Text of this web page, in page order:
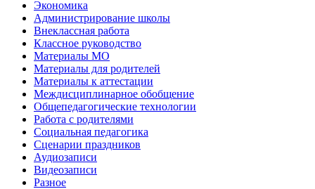
Экономика
Администрирование школы
Внеклассная работа
Классное руководство
Материалы МО
Материалы для родителей
Материалы к аттестации
Междисциплинарное обобщение
Общепедагогические технологии
Работа с родителями
Социальная педагогика
Сценарии праздников
Аудиозаписи
Видеозаписи
Разное